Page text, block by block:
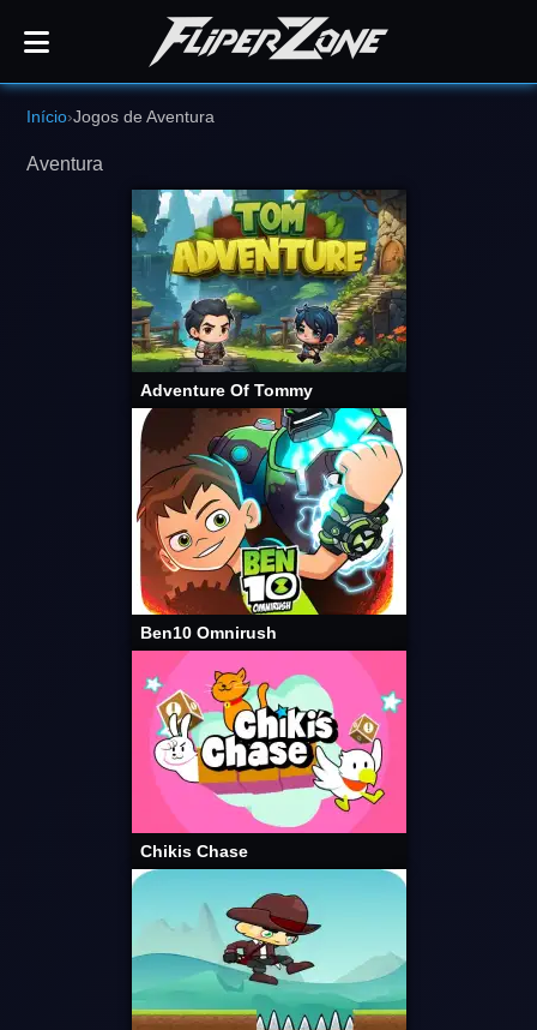
Jogos
Aventura
FliperZone
Início›Jogos de Aventura
Aventura
Adventure Of Tommy
Ben10 Omnirush
Chikis Chase